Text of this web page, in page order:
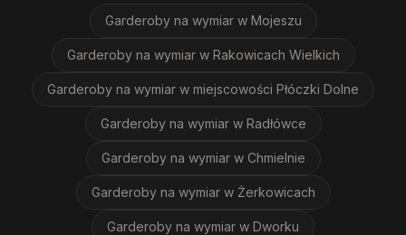
Garderoby na wymiar w Mojeszu
Garderoby na wymiar w Rakowicach Wielkich
Garderoby na wymiar w miejscowości Płóczki Dolne
Garderoby na wymiar w Radłówce
Garderoby na wymiar w Chmielnie
Garderoby na wymiar w Żerkowicach
Garderoby na wymiar w Dworku